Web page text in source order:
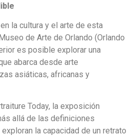
la cultura y el arte de esta
de Arte de Orlando (Orlando
es posible explorar una
abarca desde arte
asiáticas, africanas y
Today, la exposición
allá de las definiciones
la capacidad de un retrato